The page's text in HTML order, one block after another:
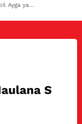
5 Bahaya AC Mobil Ayga yang Mengalami Kerusakan
S